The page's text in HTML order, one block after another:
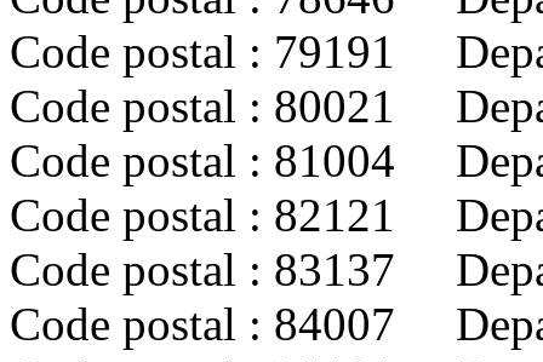
Code postal : 79191
Code postal : 80021
Code postal : 81004
Code postal : 82121
Code postal : 83137
Code postal : 84007